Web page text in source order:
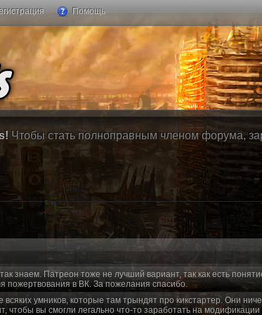
Помощь
Чтобы стать полноправным членом форума,
знаем. Патреон тоже не лучший вариант, так как есть
пожертвования в ВК. За пожелания спасибо.
умников, которые там трындят про кикстартер. Они
чтобы вы смогли легально что-то заработать на